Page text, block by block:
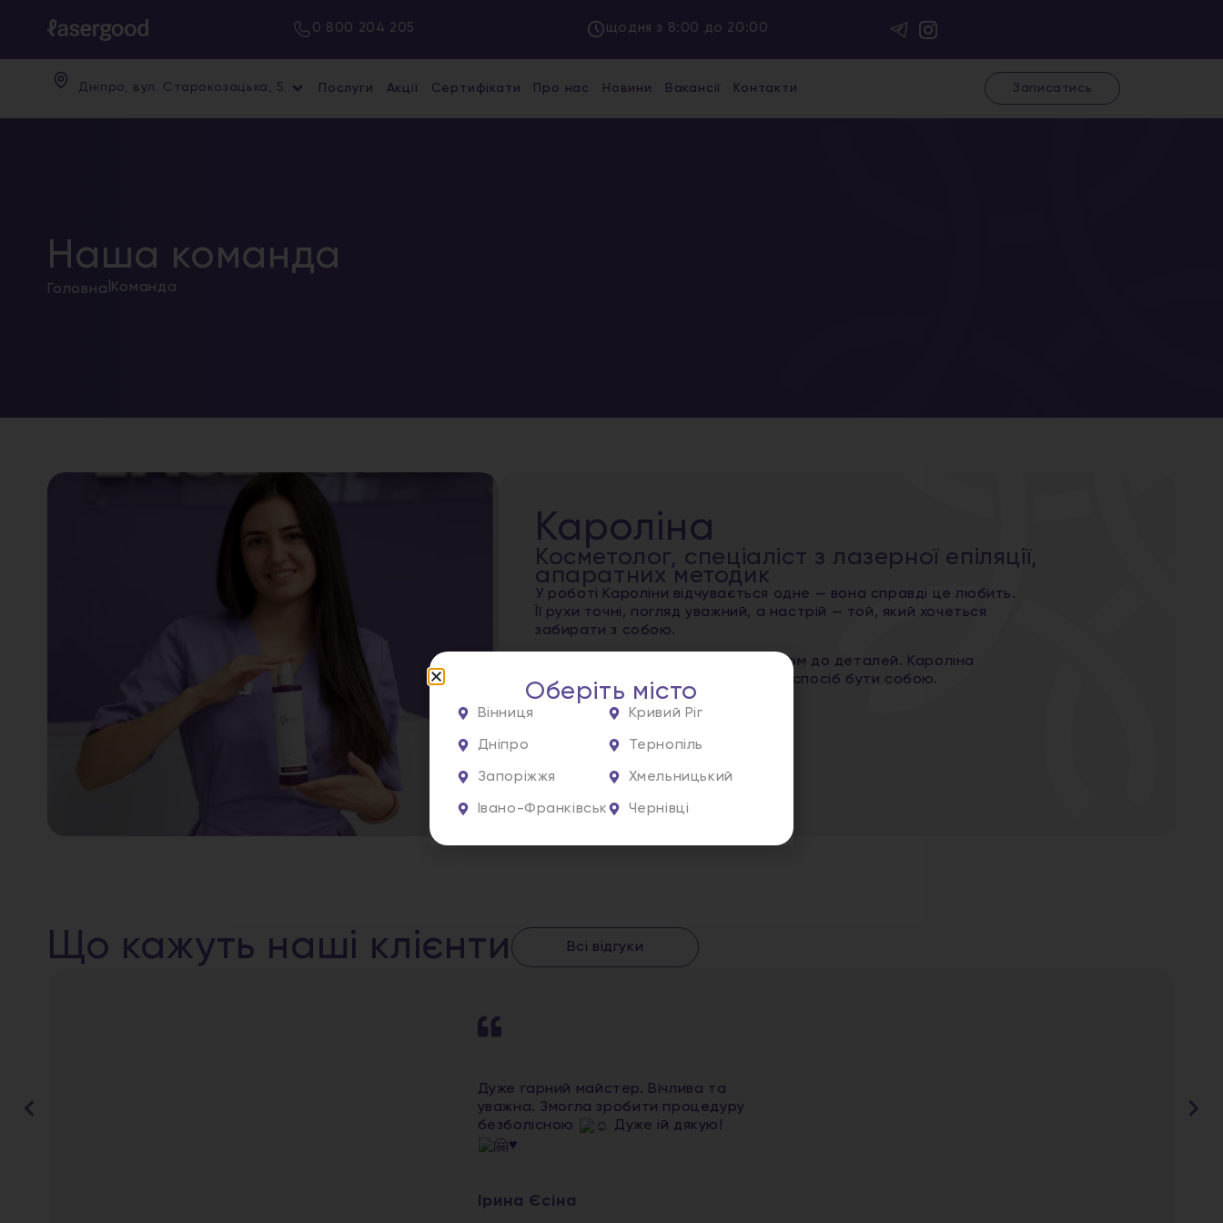
0 800 204 205 щодня з 8:00 до 20:00
Дніпро, вул. Старокозацька, 5 Послуги Акції Сертифікати Про нас Новини Вакансії Контакти Записатись
Наша команда
Головна Команда
Кароліна
Косметолог, спеціаліст з лазерної епіляції,
апаратних методик
У роботі Кароліни відчувається одне — вона справді це любить.
Її рухи точні, погляд уважний, а настрій — той, який хочеться
забирати з собою.
Молода, енергійна, з гарним смаком до деталей. Кароліна
працює так, ніби це не робота, а спосіб бути собою.
Записатись
Що кажуть наші клієнти Всі відгуки
Дуже гарний майстер. Вічлива та
уважна. Змогла зробити процедуру
безболісною
Дуже ій дякую!
♥️
Ірина Єсіна
Оберіть місто
Вінниця
Дніпро
Запоріжжя
Івано-Франківськ
Кривий Ріг
Тернопіль
Хмельницький
Чернівці